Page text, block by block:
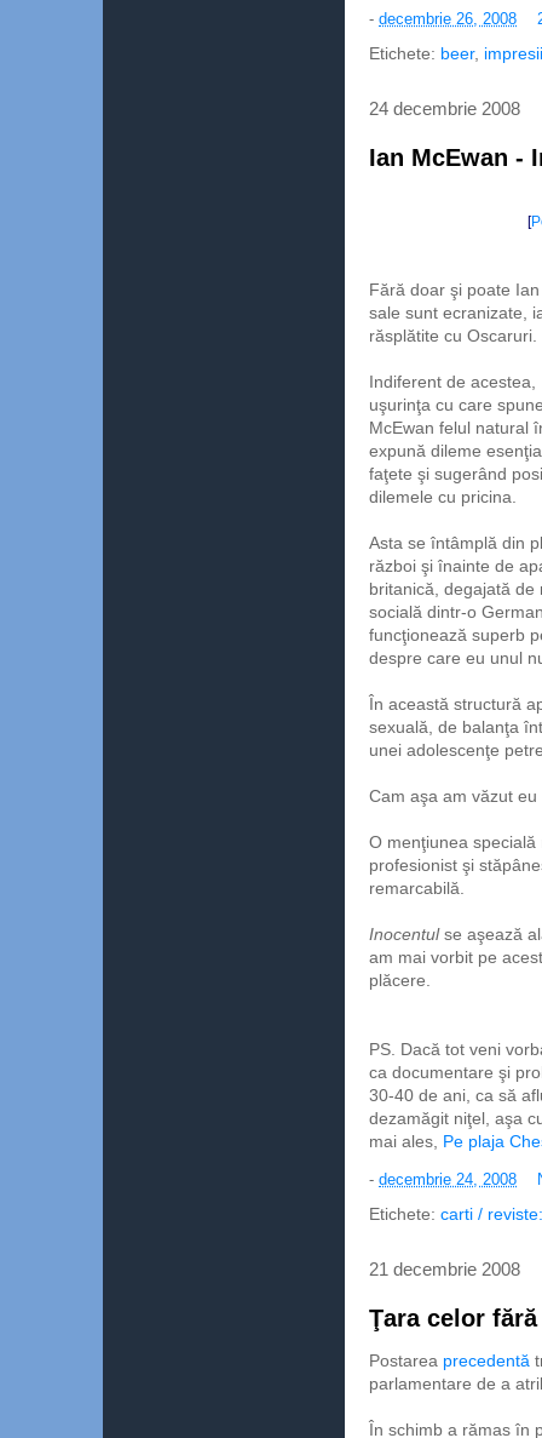
- decembrie 26, 2008
Etichete: beer,
24 decembrie 2008
Ian McEwan -
[
Fără doar şi poate
sale sunt ecranizate,
răsplătite cu Oscaruri.
Indiferent de
uşurinţa cu care
McEwan felul natural
expună dileme
faţete şi sugerând
dilemele cu pricina.
Asta se întâmplă din
război şi înainte de
britanică, degajată
socială dintr-o
funcţionează superb
despre care eu unul
În această structură
sexuală, de balanţa
unei adolescenţe
Cam aşa am văzut
O menţiunea
profesionist şi
remarcabilă.
Inocentulse aşează
am mai vorbit pe
plăcere.
PS. Dacă tot veni
ca documentare şi
30-40 de ani, ca să
dezamăgit niţel, aşa
mai ales, Pe plaja
- decembrie 24, 2008
Etichete: carti /
21 decembrie 2008
Ţara celor
Postarea precedentă
parlamentare de a
În schimb a rămas în